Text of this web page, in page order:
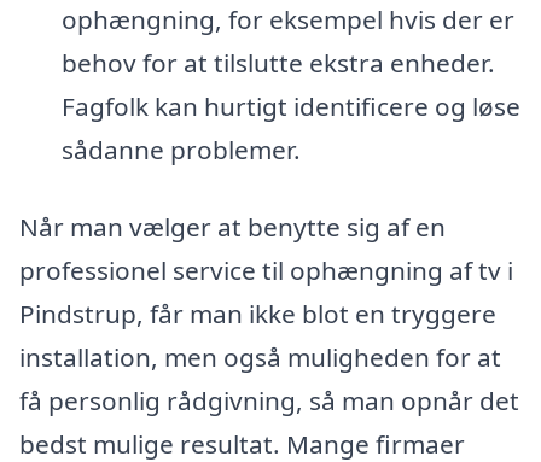
ophængning, for eksempel hvis der er
behov for at tilslutte ekstra enheder.
Fagfolk kan hurtigt identificere og løse
sådanne problemer.
Når man vælger at benytte sig af en
professionel service til ophængning af tv i
Pindstrup, får man ikke blot en tryggere
installation, men også muligheden for at
få personlig rådgivning, så man opnår det
bedst mulige resultat. Mange firmaer